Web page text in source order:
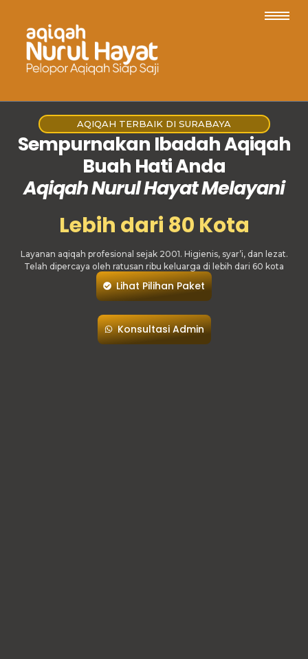
AQIQAH TERBAIK DI SURABAYA
Sempurnakan Ibadah Aqiqah
Buah Hati Anda
Aqiqah Nurul Hayat Melayani
Lebih dari 80 Kota
Layanan aqiqah profesional sejak 2001. Higienis, syar’i, dan lezat.
Telah dipercaya oleh ratusan ribu keluarga di lebih dari 60 kota
Lihat Pilihan Paket
Konsultasi Admin